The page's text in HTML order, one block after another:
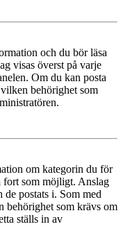
och du bör läsa
visas överst på varje
Om du kan posta
behörighet som
om kategorin du för
fort som möjligt. Anslag
de postats i. Som med
behörighet som krävs om
ställs in av